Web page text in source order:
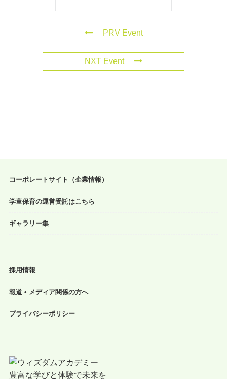
PRV Event
NXT Event
コーポレートサイト（企業情報）
学童保育の運営受託はこちら
ギャラリー集
採用情報
報道 • メディア関係の方へ
プライバシーポリシー